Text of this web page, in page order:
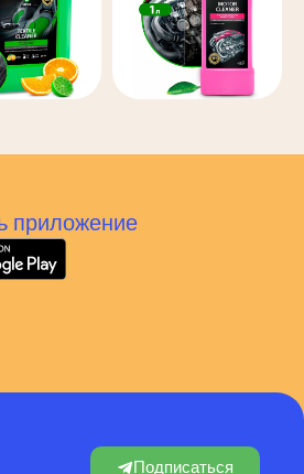
приложение
Подписаться